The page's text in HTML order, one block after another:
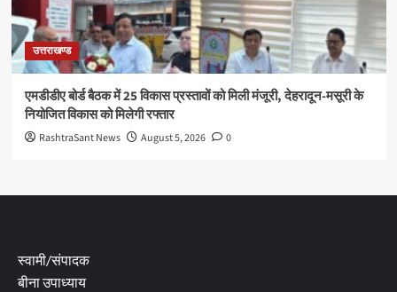
उत्तराखण्ड
एमडीडीए बोर्ड बैठक में 25 विकास प्रस्तावों को मिली मंजूरी, देहरादून-मसूरी के
नियोजित विकास को मिलेगी रफ्तार
RashtraSant News August 5, 2026 0
स्वामी/संपादक
बीना उपाध्याय